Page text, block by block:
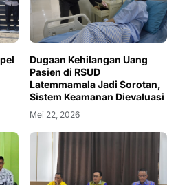
Dugaan Kehilangan Uang
Pasien di RSUD
Latemmamala Jadi Sorotan,
Sistem Keamanan Dievaluasi
Mei 22, 2026